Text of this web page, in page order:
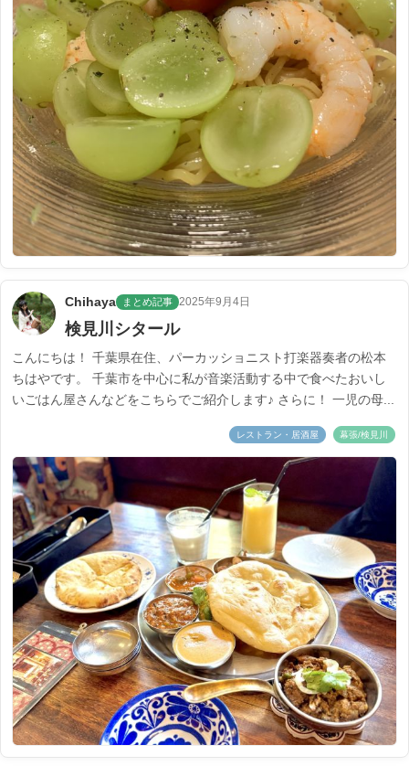
Chihaya まとめ記事 2025年9月4日
検見川シタール
こんにちは！ 千葉県在住、パーカッショニスト打楽器奏者の松本
ちはやです。 千葉市を中心に私が音楽活動する中で食べたおいし
いごはん屋さんなどをこちらでご紹介します♪ さらに！ 一児の母...
レストラン・居酒屋 幕張/検見川